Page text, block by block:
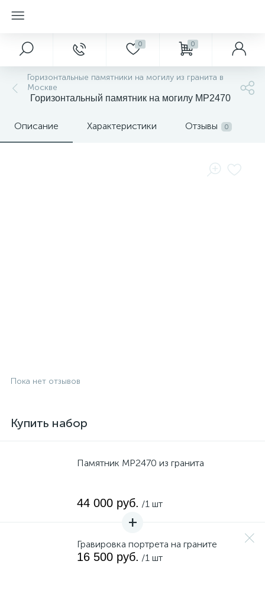
0 0
Горизонтальные памятники на могилу из гранита в
Москве
Горизонтальный памятник на могилу MP2470
Описание Характеристики Отзывы 0
Пока нет отзывов
Купить набор
Памятник MP2470 из гранита
44 000 руб. /1 шт
Гравировка портрета на граните
16 500 руб. /1 шт